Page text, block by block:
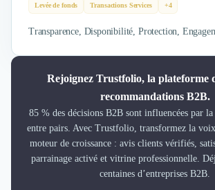
Levée de fonds Transactions Services +4
Transparence, Disponibilité, Protection,
Rejoignez Trustfolio, la plateforme
recommandations B2B.
85 % des décisions B2B sont influencées par
entre pairs. Avec Trustfolio, transformez la
moteur de croissance : avis clients vérifiés,
parrainage activé et vitrine professionnelle.
centaines d’entreprises B2B.